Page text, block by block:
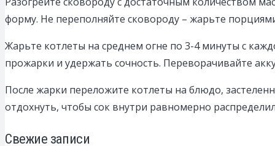
форму. Не переполняйте сковороду – жарьте
Жарьте котлеты на среднем огне по 3-4 минуты с
прожарки и удержать сочность. Переворачивайте
После жарки переложите котлеты на блюдо,
отдохнуть, чтобы сок внутри равномерно
Свежие записи